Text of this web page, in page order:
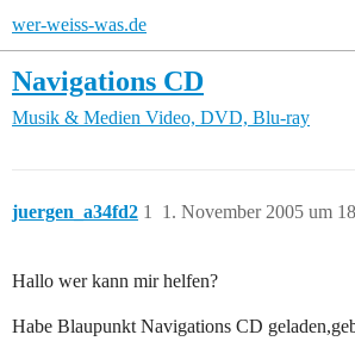
wer-weiss-was.de
Navigations CD
Musik & Medien Video, DVD, Blu-ray
juergen_a34fd2 1. November 2005 um
1
Hallo wer kann mir helfen?
Habe Blaupunkt Navigations CD